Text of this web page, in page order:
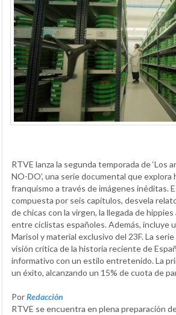
RTVE lanza la segunda temporada de ‘Los
NO-DO’, una serie documental que
franquismo a través de imágenes inéditas.
compuesta por seis capítulos, desvela
de chicas con la virgen, la llegada de hippies
entre ciclistas españoles. Además, incluye
Marisol y material exclusivo del 23F. La
visión crítica de la historia reciente de
informativo con un estilo entretenido. La
un éxito, alcanzando un 15% de cuota de
PorRedacción
RTVE se encuentra en plena preparación